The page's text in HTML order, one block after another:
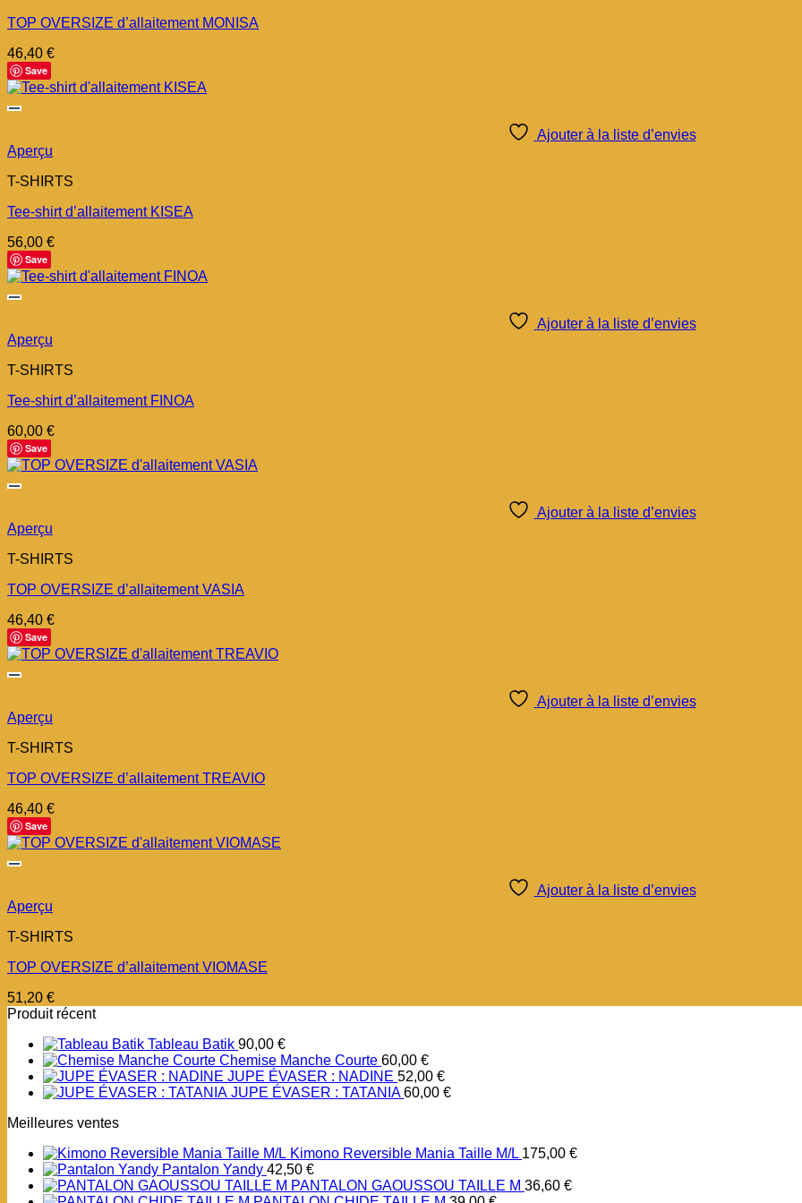
TOP OVERSIZE d’allaitement MONISA
46,40 €
Save
Ajouter à la liste d’envies
Aperçu
T-SHIRTS
Tee-shirt d’allaitement KISEA
56,00 €
Save
Ajouter à la liste d’envies
Aperçu
T-SHIRTS
Tee-shirt d’allaitement FINOA
60,00 €
Save
Ajouter à la liste d’envies
Aperçu
T-SHIRTS
TOP OVERSIZE d’allaitement VASIA
46,40 €
Save
Ajouter à la liste d’envies
Aperçu
T-SHIRTS
TOP OVERSIZE d’allaitement TREAVIO
46,40 €
Save
Ajouter à la liste d’envies
Aperçu
T-SHIRTS
TOP OVERSIZE d’allaitement VIOMASE
51,20 €
Produit récent
Tableau Batik 90,00 €
Chemise Manche Courte 60,00 €
JUPE ÉVASER : NADINE 52,00 €
JUPE ÉVASER : TATANIA 60,00 €
Meilleures ventes
Kimono Reversible Mania Taille M/L 175,00 €
Pantalon Yandy 42,50 €
PANTALON GAOUSSOU TAILLE M 36,60 €